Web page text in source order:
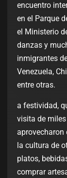
encuentro
en el Parque
el Ministerio
danzas y
inmigrantes
Venezuela,
entre otras.
a festividad,
visita de
aprovecharon
la cultura de
platos,
comprar